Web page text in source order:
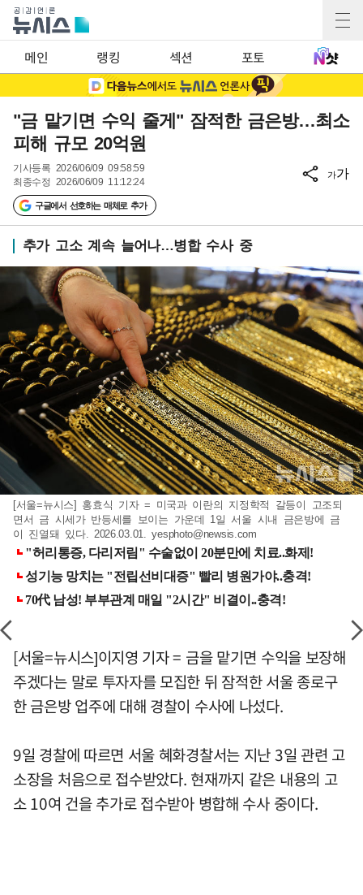
메인 랭킹 섹션 포토
"금 맡기면 수익 줄게" 잠적한 금은방…최소
피해 규모 20억원
기사등록 2026/06/09 09:58:59
최종수정 2026/06/09 11:12:24
구글에서 선호하는 매체로 추가
가가
추가 고소 계속 늘어나…병합 수사 중
[서울=뉴시스] 홍효식 기자 = 미국과 이란의 지정학적 갈등이 고조되
면서 금 시세가 반등세를 보이는 가운데 1일 서울 시내 금은방에 금
이 진열돼 있다. 2026.03.01.yesphoto@newsis.com
[서울=뉴시스]이지영 기자 = 금을 맡기면 수익을 보장해
주겠다는 말로 투자자를 모집한 뒤 잠적한 서울 종로구
한 금은방 업주에 대해 경찰이 수사에 나섰다.
9일 경찰에 따르면 서울 혜화경찰서는 지난 3일 관련 고
소장을 처음으로 접수받았다. 현재까지 같은 내용의 고
소 10여 건을 추가로 접수받아 병합해 수사 중이다.